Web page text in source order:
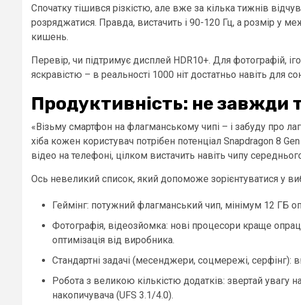
Спочатку тішився різкістю, але вже за кілька тижнів
розряджатися. Правда, вистачить і 90-120 Гц, а розмір у
кишень.
Перевір, чи підтримує дисплей HDR10+. Для фотографій,
яскравістю – в реальності 1000 ніт достатньо навіть для
Продуктивність: не завжди
«Візьму смартфон на флагманському чипі – і забуду про
хіба кожен користувач потрібен потенціал Snapdragon 8
відео на телефоні, цілком вистачить навіть чипу
Ось невеликий список, який допоможе зорієнтуватися у
Геймінг: потужний флагманський чип, мінімум 12 ГБ
Фотографія, відеозйомка: нові процесори краще
оптимізація від виробника.
Стандартні задачі (месенджери, соцмережі, серфінг):
Робота з великою кількістю додатків: звертай увагу
накопичувача (UFS 3.1/4.0).